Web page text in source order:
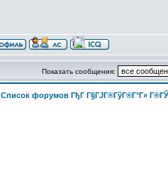
Показать сообщения:
Список форумов ГђГ Г§ГЈГ®ГўГ®Г°Г»